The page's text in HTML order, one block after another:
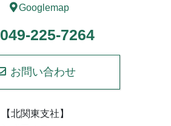
Googlemap
049-225-7264
お問い合わせ
【北関東支社】